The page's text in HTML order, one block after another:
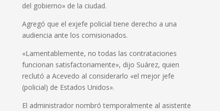
del gobierno» de la ciudad.
Agregó que el exjefe policial tiene derecho a una
audiencia ante los comisionados.
«Lamentablemente, no todas las contrataciones
funcionan satisfactoriamente», dijo Suárez, quien
reclutó a Acevedo al considerarlo «el mejor jefe
(policial) de Estados Unidos».
El administrador nombró temporalmente al asistente